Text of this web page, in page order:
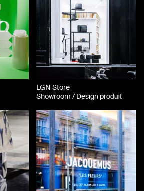
LGN Store
Showroom / Design produit